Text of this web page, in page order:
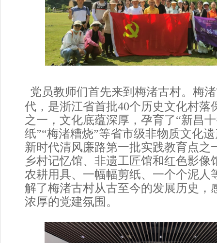
党员教师们首先来到梅渚古村。梅
代，是浙江省首批40个历史文化村落
之一，文化底蕴深厚，孕育了“新昌
纸”“梅渚糟烧”等省市级非物质文化
新时代清风廉路第一批实践教育点之
乡村记忆馆、非遗工匠馆和红色影像
农耕用具、一幅幅剪纸、一个个泥人
解了梅渚古村从古至今的发展历史，
浓厚的党建氛围。